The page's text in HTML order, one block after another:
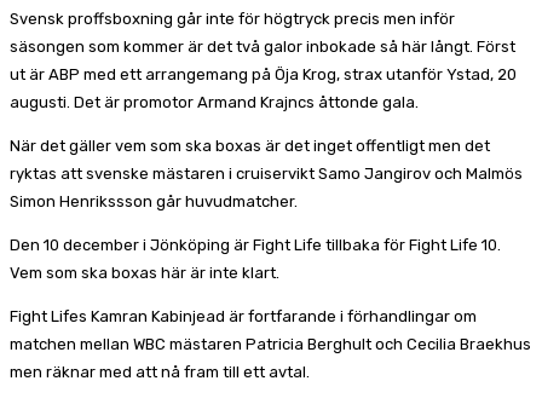
Svensk proffsboxning går inte för högtryck precis men inför
säsongen som kommer är det två galor inbokade så här långt. Först
ut är ABP med ett arrangemang på Öja Krog, strax utanför Ystad, 20
augusti. Det är promotor Armand Krajncs åttonde gala.
När det gäller vem som ska boxas är det inget offentligt men det
ryktas att svenske mästaren i cruiservikt Samo Jangirov och Malmös
Simon Henrikssson går huvudmatcher.
Den 10 december i Jönköping är Fight Life tillbaka för Fight Life 10.
Vem som ska boxas här är inte klart.
Fight Lifes Kamran Kabinjead är fortfarande i förhandlingar om
matchen mellan WBC mästaren Patricia Berghult och Cecilia Braekhus
men räknar med att nå fram till ett avtal.